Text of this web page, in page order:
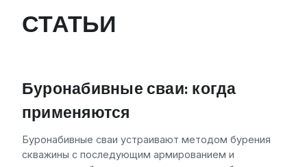
СТАТЬИ
Буронабивные сваи: когда
применяются
Буронабивные сваи устраивают методом бурения
скважины с последующим армированием и